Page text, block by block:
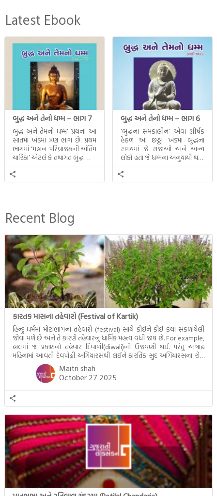
Latest Ebook
બુદ્ધ અને તેનો ધમ્મ – ભાગ 7
બુદ્ધ અને તેમનો ધમ્મ’ ગ્રંથના આ
સાતમાં ખંડમાં ત્રણ ભાગ છે. પ્રથમ
ભાગમાં ‘મહાન પરિવ્રાજકની અંતિમ
ચારિકા’ એટલે કે તથાગત બુદ્ધ સાથે
સતત પરિભ્રમણ કરતા સહચારીઓ
સાથે ફરી એકવારની
મુલાકાત, બીજા ભાગમાં તથાગતે
ઉત્તરાધિકારી તરીકે સ્થાપે છે તે
દૃશ્યો અંકિત થયાં છે. ટૂંકમાં બુદ્ધનાં
જીવનના અંતિમ દિવસોની યાત્રાનો
પરિપાક જોવા મળે […]
બુદ્ધ અને તેનો ધમ્મ – ભાગ 6
‘બુદ્ધના સમકાલીન’ એવા શીર્ષક
હેઠળ આ છઠ્ઠા ખંડમાં બુદ્ધના
સમયમાં જે રાજાઓ અને અન્ય
લોકો હતા જે ધમ્મના અનુયાયી થયા.
તેમનો અને બુદ્ધ વચ્ચે થયેલો
સત્સંગ વીશે જાણકારી મળે છે.
Recent Blog
કારતક માસના તહેવારો (Festival of Kartik)
હિન્દુ ધર્મમાં મોટાભાગના તહેવારો (festival) સાથે કોઈને કોઈ કથા સંકળાયેલી
જોવા મળે છે અને તે કારણે તહેવારનું ધાર્મિક મહત્ત્વ વધી જાય છે. For example,
હાલમાં જ પ્રકાશનો તહેવાર દિવાળી(diwali)ની ઉજવણી થઈ. પરંતુ અષાઢ
મહિનામાં આવતી દેવપોઢી અગિયારસથી લઈને કારતિક સુદ અગિયારસના રોજ
આવતી દેવ ઊઠી અગિયારસ વચ્ચે મોટેભાગે યજ્ઞોપવીત સંસ્કાર, લગ્ન,
દીક્ષાગ્રહણ, યજ્ઞ, ગૃહપ્રવેશ જેવા […]
Maitri shah
October 27 2025